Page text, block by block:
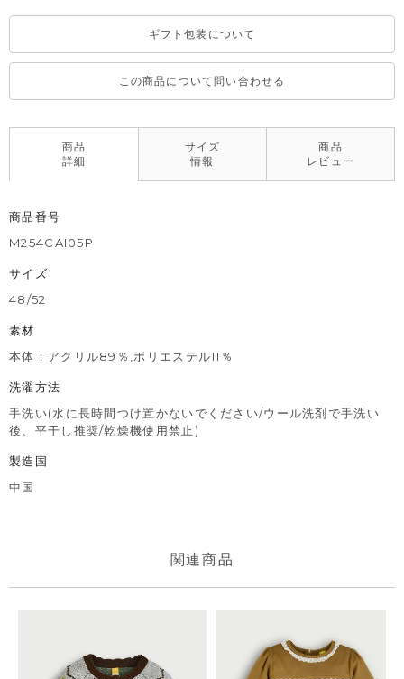
ギフト包装について
この商品について問い合わせる
商品
詳細
サイズ
情報
商品
レビュー
商品番号
M254CAI05P
サイズ
48/52
素材
本体：アクリル89％,ポリエステル11％
洗濯方法
手洗い(水に長時間つけ置かないでください/ウール洗剤で手洗い
後、平干し推奨/乾燥機使用禁止)
製造国
中国